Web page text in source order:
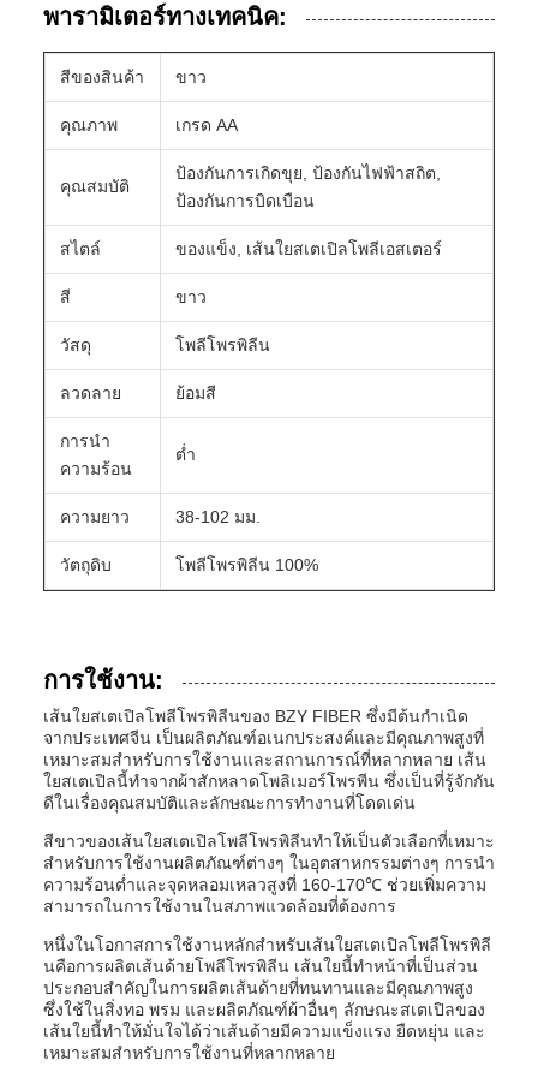
พารามิเตอร์ทางเทคนิค:
สีของสินค้า ขาว
คุณภาพ เกรด AA
คุณสมบัติ
ป้องกันการเกิดขุย, ป้องกันไฟฟ้าสถิต,
ป้องกันการบิดเบือน
สไตล์ ของแข็ง, เส้นใยสเตเปิลโพลีเอสเตอร์
สี ขาว
วัสดุ โพลีโพรพิลีน
ลวดลาย ย้อมสี
การนำ
ความร้อน
ต่ำ
ความยาว 38-102 มม.
วัตถุดิบ โพลีโพรพิลีน 100%
การใช้งาน:
เส้นใยสเตเปิลโพลีโพรพิลีนของ BZY FIBER ซึ่งมีต้นกำเนิด
จากประเทศจีน เป็นผลิตภัณฑ์อเนกประสงค์และมีคุณภาพสูงที่
เหมาะสมสำหรับการใช้งานและสถานการณ์ที่หลากหลาย เส้น
ใยสเตเปิลนี้ทำจากผ้าสักหลาดโพลิเมอร์โพรพีน ซึ่งเป็นที่รู้จักกัน
ดีในเรื่องคุณสมบัติและลักษณะการทำงานที่โดดเด่น
สีขาวของเส้นใยสเตเปิลโพลีโพรพิลีนทำให้เป็นตัวเลือกที่เหมาะ
สำหรับการใช้งานผลิตภัณฑ์ต่างๆ ในอุตสาหกรรมต่างๆ การนำ
ความร้อนต่ำและจุดหลอมเหลวสูงที่ 160-170℃ ช่วยเพิ่มความ
สามารถในการใช้งานในสภาพแวดล้อมที่ต้องการ
หนึ่งในโอกาสการใช้งานหลักสำหรับเส้นใยสเตเปิลโพลีโพรพิลี
นคือการผลิตเส้นด้ายโพลีโพรพิลีน เส้นใยนี้ทำหน้าที่เป็นส่วน
ประกอบสำคัญในการผลิตเส้นด้ายที่ทนทานและมีคุณภาพสูง
ซึ่งใช้ในสิ่งทอ พรม และผลิตภัณฑ์ผ้าอื่นๆ ลักษณะสเตเปิลของ
เส้นใยนี้ทำให้มั่นใจได้ว่าเส้นด้ายมีความแข็งแรง ยืดหยุ่น และ
เหมาะสมสำหรับการใช้งานที่หลากหลาย